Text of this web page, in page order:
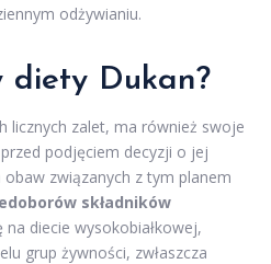
odżywianiu.
diety Dukan?
licznych zalet, ma również swoje
podjęciem decyzji o jej
obaw związanych z tym planem
składników
na diecie wysokobiałkowej,
grup żywności, zwłaszcza